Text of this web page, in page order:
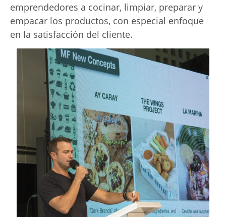
emprendedores a cocinar, limpiar, preparar y
empacar los productos, con especial enfoque
en la satisfacción del cliente.